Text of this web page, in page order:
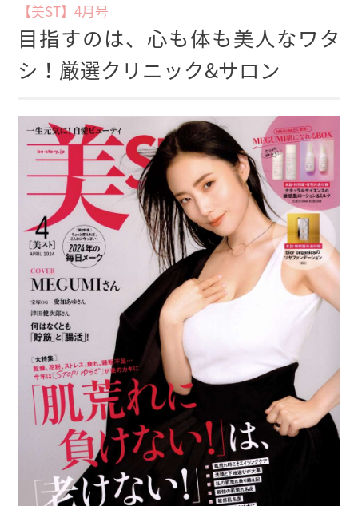
【美ST】4月号
目指すのは、心も体も美人なワタ
シ！厳選クリニック&サロン